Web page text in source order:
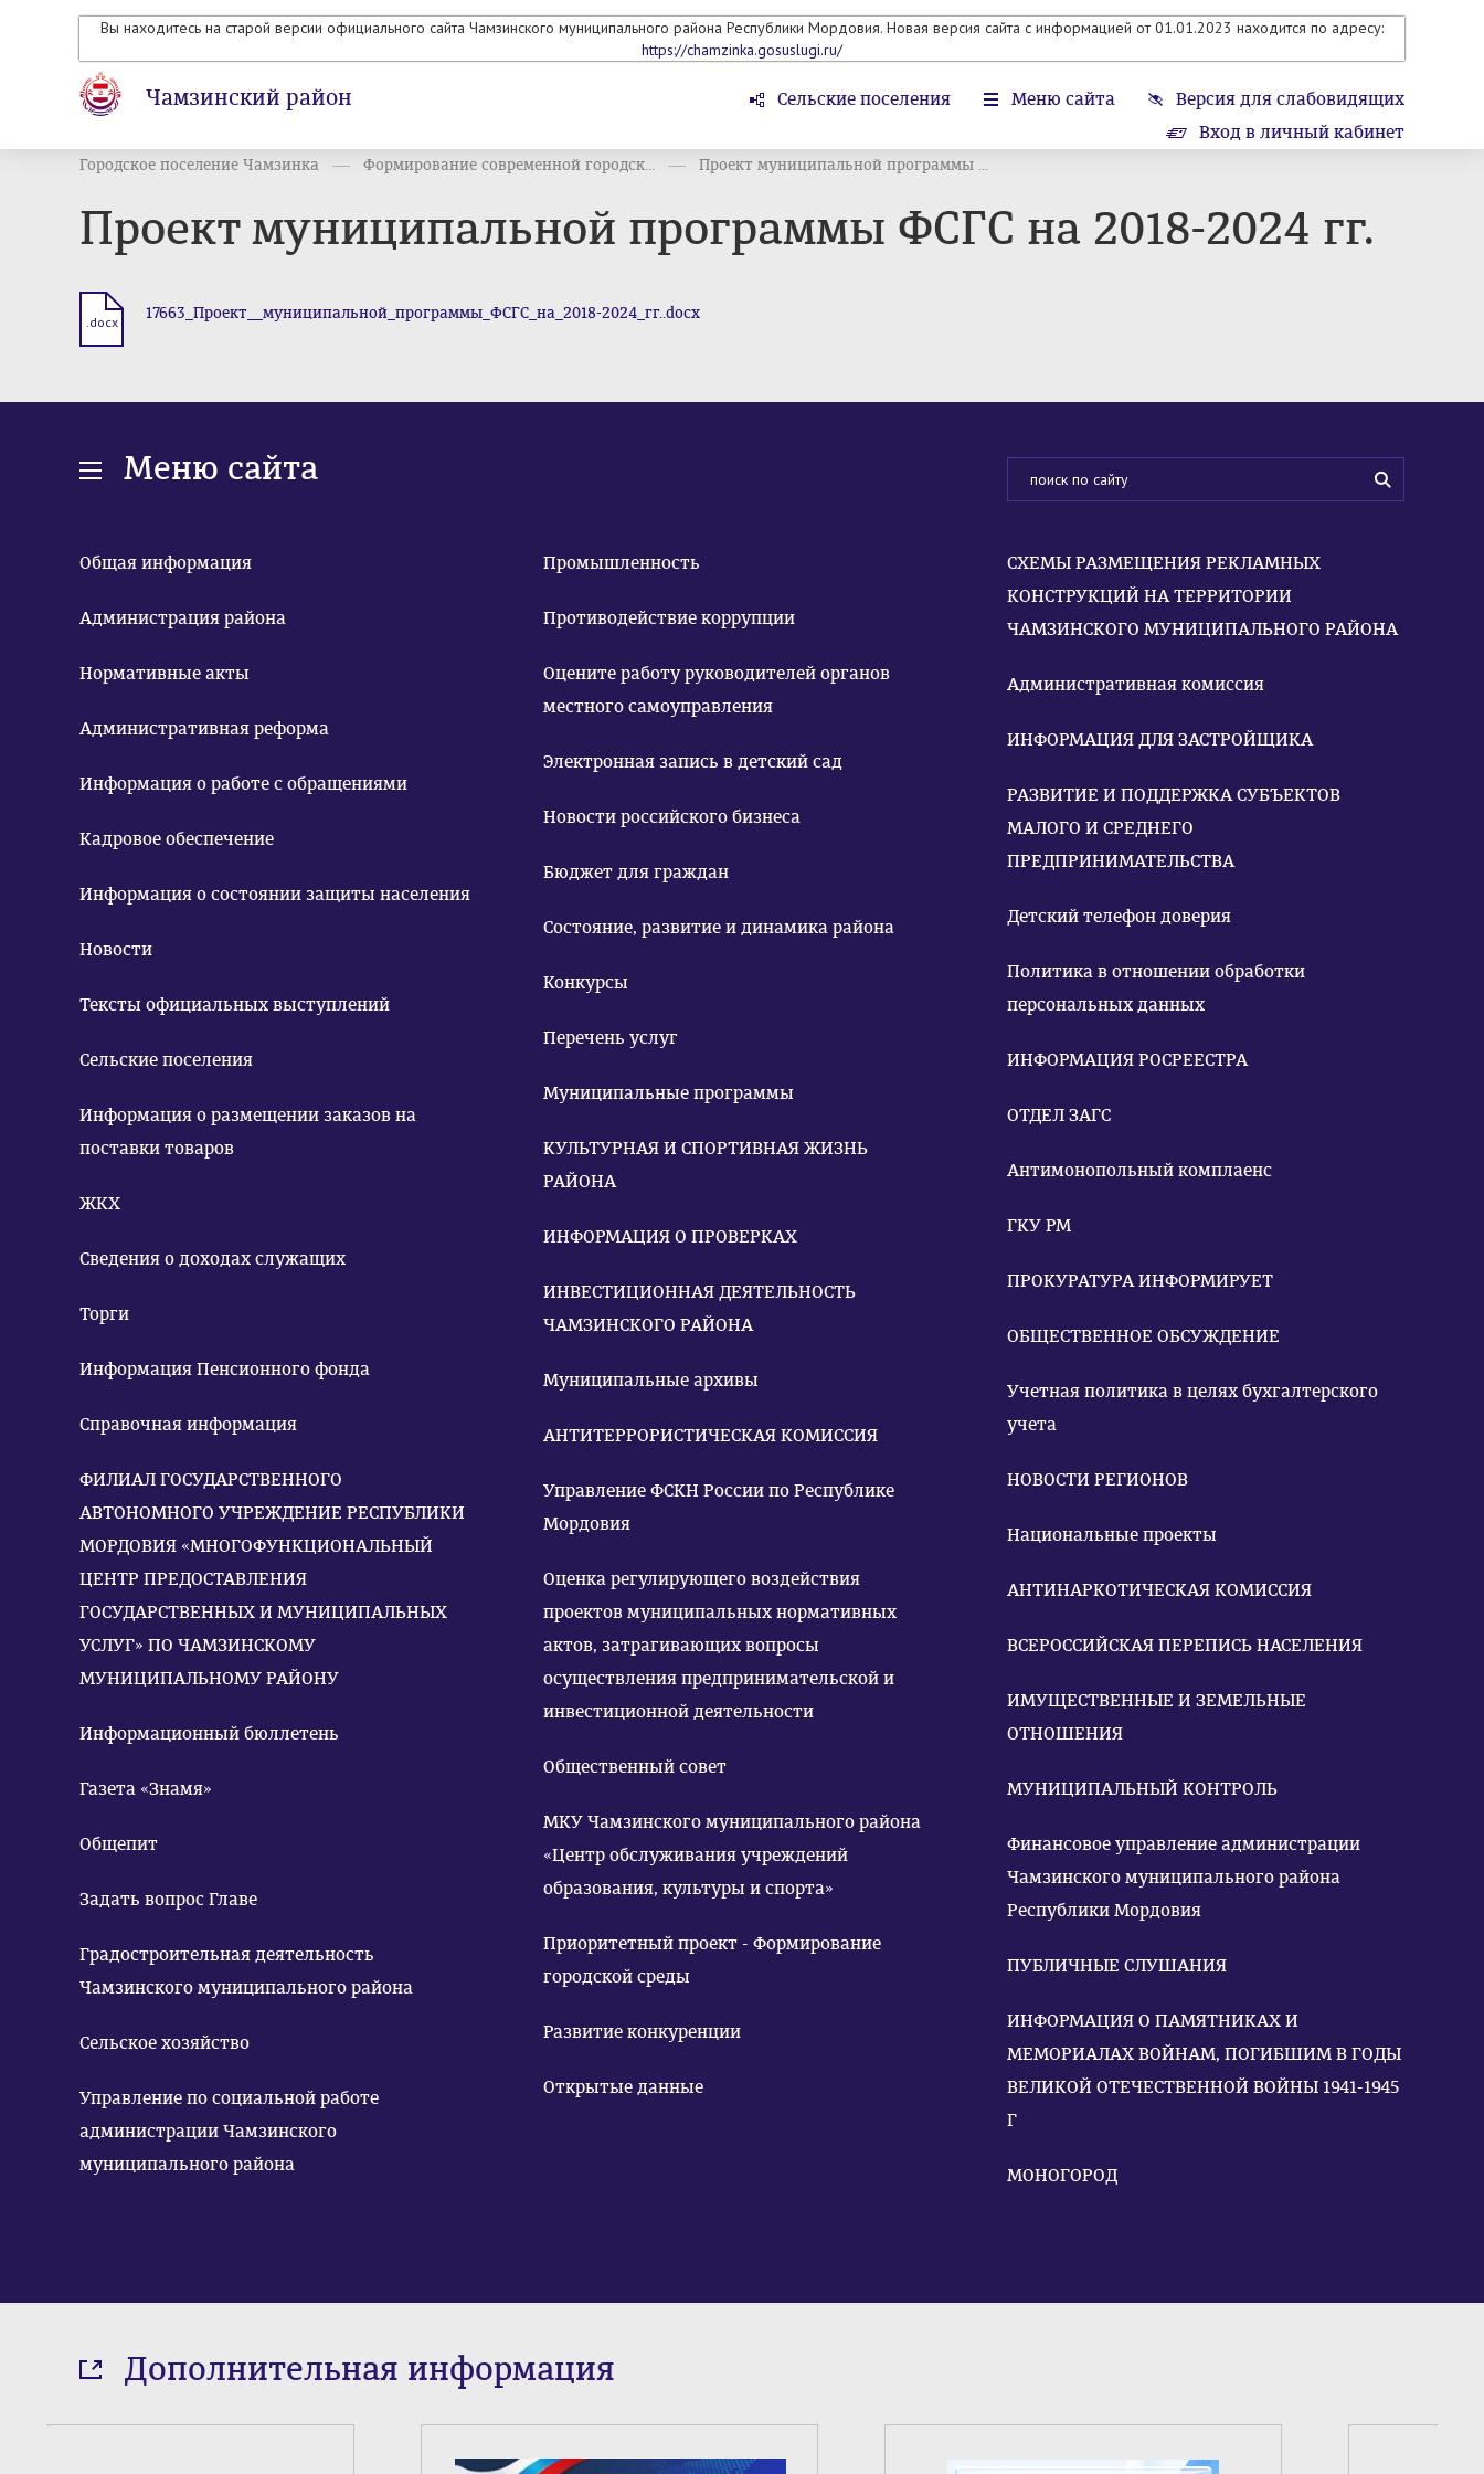
Вы находитесь на старой версии официального сайта Чамзинского муниципального района Республики Мордовия. Новая версия сайта с информацией от 01.01.2023 находится по адресу:
https://chamzinka.gosuslugi.ru/
Чамзинский район Сельские поселения Меню сайта
Версия для слабовидящих
Вход в личный кабинет
Городское поселение Чамзинка Формирование современной городск... Проект муниципальной программы ...
Проект муниципальной программы ФСГС на 2018-2024 гг.
.docx 17663_Проект__муниципальной_программы_ФСГС_на_2018-2024_гг..docx
Меню сайта
Общая информация
Администрация района
Нормативные акты
Административная реформа
Информация о работе с обращениями
Кадровое обеспечение
Информация о состоянии защиты населения
Новости
Тексты официальных выступлений
Сельские поселения
Информация о размещении заказов на
поставки товаров
ЖКХ
Сведения о доходах служащих
Торги
Информация Пенсионного фонда
Справочная информация
ФИЛИАЛ ГОСУДАРСТВЕННОГО
АВТОНОМНОГО УЧРЕЖДЕНИЕ РЕСПУБЛИКИ
МОРДОВИЯ «МНОГОФУНКЦИОНАЛЬНЫЙ
ЦЕНТР ПРЕДОСТАВЛЕНИЯ
ГОСУДАРСТВЕННЫХ И МУНИЦИПАЛЬНЫХ
УСЛУГ» ПО ЧАМЗИНСКОМУ
МУНИЦИПАЛЬНОМУ РАЙОНУ
Информационный бюллетень
Газета «Знамя»
Общепит
Задать вопрос Главе
Градостроительная деятельность
Чамзинского муниципального района
Сельское хозяйство
Управление по социальной работе
администрации Чамзинского
муниципального района
Промышленность
Противодействие коррупции
Оцените работу руководителей органов
местного самоуправления
Электронная запись в детский сад
Новости российского бизнеса
Бюджет для граждан
Состояние, развитие и динамика района
Конкурсы
Перечень услуг
Муниципальные программы
КУЛЬТУРНАЯ И СПОРТИВНАЯ ЖИЗНЬ
РАЙОНА
ИНФОРМАЦИЯ О ПРОВЕРКАХ
ИНВЕСТИЦИОННАЯ ДЕЯТЕЛЬНОСТЬ
ЧАМЗИНСКОГО РАЙОНА
Муниципальные архивы
АНТИТЕРРОРИСТИЧЕСКАЯ КОМИССИЯ
Управление ФСКН России по Республике
Мордовия
Оценка регулирующего воздействия
проектов муниципальных нормативных
актов, затрагивающих вопросы
осуществления предпринимательской и
инвестиционной деятельности
Общественный совет
МКУ Чамзинского муниципального района
«Центр обслуживания учреждений
образования, культуры и спорта»
Приоритетный проект - Формирование
городской среды
Развитие конкуренции
Открытые данные
СХЕМЫ РАЗМЕЩЕНИЯ РЕКЛАМНЫХ
КОНСТРУКЦИЙ НА ТЕРРИТОРИИ
ЧАМЗИНСКОГО МУНИЦИПАЛЬНОГО РАЙОНА
Административная комиссия
ИНФОРМАЦИЯ ДЛЯ ЗАСТРОЙЩИКА
РАЗВИТИЕ И ПОДДЕРЖКА СУБЪЕКТОВ
МАЛОГО И СРЕДНЕГО
ПРЕДПРИНИМАТЕЛЬСТВА
Детский телефон доверия
Политика в отношении обработки
персональных данных
ИНФОРМАЦИЯ РОСРЕЕСТРА
ОТДЕЛ ЗАГС
Антимонопольный комплаенс
ГКУ РМ
ПРОКУРАТУРА ИНФОРМИРУЕТ
ОБЩЕСТВЕННОЕ ОБСУЖДЕНИЕ
Учетная политика в целях бухгалтерского
учета
НОВОСТИ РЕГИОНОВ
Национальные проекты
АНТИНАРКОТИЧЕСКАЯ КОМИССИЯ
ВСЕРОССИЙСКАЯ ПЕРЕПИСЬ НАСЕЛЕНИЯ
ИМУЩЕСТВЕННЫЕ И ЗЕМЕЛЬНЫЕ
ОТНОШЕНИЯ
МУНИЦИПАЛЬНЫЙ КОНТРОЛЬ
Финансовое управление администрации
Чамзинского муниципального района
Республики Мордовия
ПУБЛИЧНЫЕ СЛУШАНИЯ
ИНФОРМАЦИЯ О ПАМЯТНИКАХ И
МЕМОРИАЛАХ ВОЙНАМ, ПОГИБШИМ В ГОДЫ
ВЕЛИКОЙ ОТЕЧЕСТВЕННОЙ ВОЙНЫ 1941-1945
Г
МОНОГОРОД
Дополнительная информация